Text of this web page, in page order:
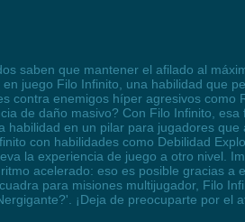
saben que mantener el afilado al
juego Filo Infinito, una habilidad que
contra enemigos híper agresivos
de daño masivo? Con Filo Infinito,
en un pilar para jugadores
con habilidades como Debilidad
la experiencia de juego a otro nivel.
acelerado: eso es posible gracias
para misiones multijugador, Filo
¡Deja de preocuparte por